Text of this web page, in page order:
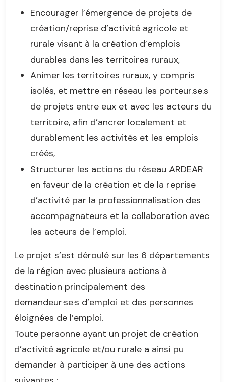
Encourager l’émergence de projets de
création/reprise d’activité agricole et
rurale visant à la création d’emplois
durables dans les territoires ruraux,
Animer les territoires ruraux, y compris
isolés, et mettre en réseau les porteur.se.s
de projets entre eux et avec les acteurs du
territoire, afin d’ancrer localement et
durablement les activités et les emplois
créés,
Structurer les actions du réseau ARDEAR
en faveur de la création et de la reprise
d’activité par la professionnalisation des
accompagnateurs et la collaboration avec
les acteurs de l’emploi.
Le projet s’est déroulé sur les 6 départements
de la région avec plusieurs actions à
destination principalement des
demandeur·se·s d’emploi et des personnes
éloignées de l’emploi.
Toute personne ayant un projet de création
d’activité agricole et/ou rurale a ainsi pu
demander à participer à une des actions